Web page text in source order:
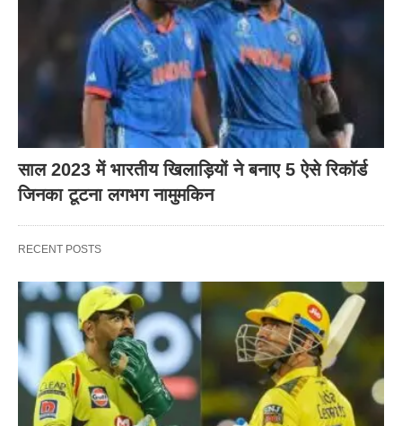
साल 2023 में भारतीय खिलाड़ियों ने बनाए 5 ऐसे रिकॉर्ड
जिनका टूटना लगभग नामुमकिन
RECENT POSTS